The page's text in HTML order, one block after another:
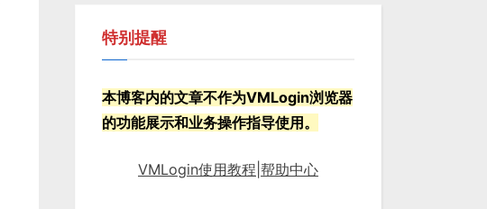
特别提醒
本博客内的文章不作为VMLogin浏览器
的功能展示和业务操作指导使用。
VMLogin使用教程|帮助中心